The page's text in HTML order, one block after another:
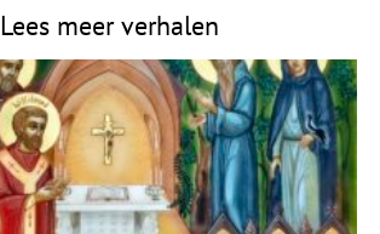
Lees meer verhalen